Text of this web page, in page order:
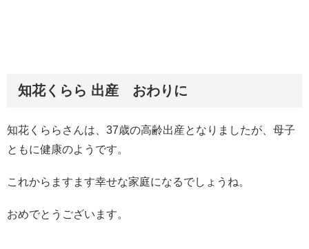
知花くらら 出産 おわりに
知花くららさんは、37歳の高齢出産となりましたが、母子
ともに健康のようです。
これからますます幸せな家庭になるでしょうね。
おめでとうございます。